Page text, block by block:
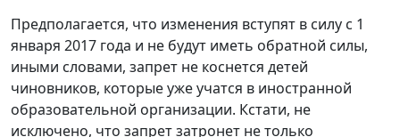
Предполагается, что изменения вступят в силу с 1
января 2017 года и не будут иметь обратной силы,
иными словами, запрет не коснется детей
чиновников, которые уже учатся в иностранной
образовательной организации. Кстати, не
исключено, что запрет затронет не только